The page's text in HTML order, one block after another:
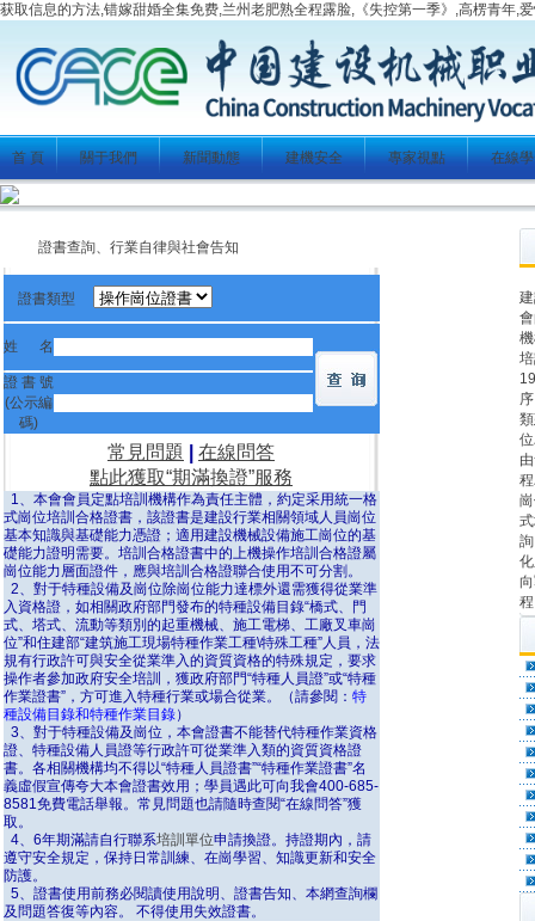
获取信息的方法,错嫁甜婚全集免费,兰州老肥熟全程露脸,《失控第一季》,高楞青年,
首 頁 關于我們 新聞動態 建機安全 專家視點 在線
證書查詢、行業自律與社會告知
證書類型
姓 名
證 書 號
(公示編
碼)
常見問題
在線問答
點此獲取“期滿換證”服務
1、本會會員定點培訓機構作為責任主體，約定采用統一格
式崗位培訓合格證書，該證書是建設行業相關領域人員崗位
基本知識與基礎能力憑證；適用建設機械設備施工崗位的基
礎能力證明需要。培訓合格證書中的上機操作培訓合格證屬
崗位能力層面證件，應與培訓合格證聯合使用不可分割。
2、對于特種設備及崗位除崗位能力達標外還需獲得從業準
入資格證，如相關政府部門發布的特種設備目錄“橋式、門
式、塔式、流動等類別的起重機械、施工電梯、工廠叉車崗
位”和住建部“建筑施工現場特種作業工種\特殊工種”人員，法
規有行政許可與安全從業準入的資質資格的特殊規定，要求
操作者參加政府安全培訓，獲政府部門“特種人員證”或“特種
作業證書”，方可進入特種行業或場合從業。（請參閱： 特
種設備目錄和特種作業目錄）
3、對于特種設備及崗位，本會證書不能替代特種作業資格
證、特種設備人員證等行政許可從業準入類的資質資格證
書。各相關機構均不得以“特種人員證書”“特種作業證書”名
義虛假宣傳夸大本會證書效用；學員遇此可向我會400-685-
8581免費電話舉報。常見問題也請隨時查閱“在線問答”獲
取。
4、6年期滿請自行聯系培訓單位申請換證。持證期內，請
遵守安全規定，保持日常訓練、在崗學習、知識更新和安全
防護。
5、證書使用前務必閱讀使用說明、證書告知、本網查詢欄
及問題答復等內容。 不得使用失效證書。
化